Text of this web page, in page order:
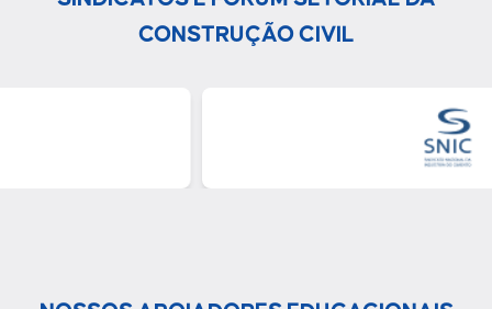
CONSTRUÇÃO CIVIL